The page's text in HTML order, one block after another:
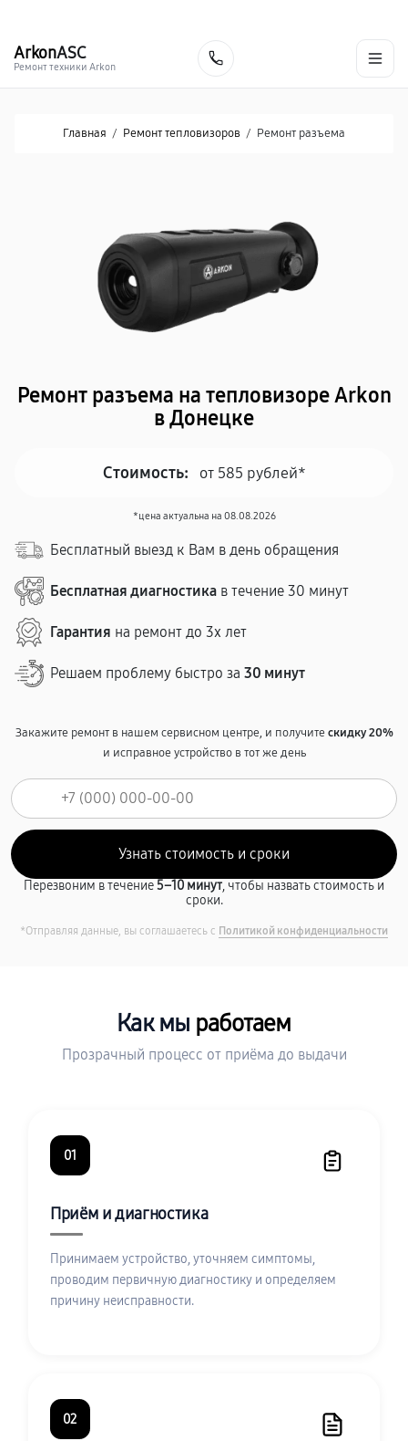
ArkonASC
Ремонт техники Arkon
Главная / Ремонт тепловизоров / Ремонт разъема
Ремонт разъема на тепловизоре Arkon
в Донецке
Стоимость: от 585 рублей*
*цена актуальна на 08.08.2026
Бесплатный выезд к Вам в день обращения
Бесплатная диагностика в течение 30 минут
Гарантия на ремонт до 3х лет
Решаем проблему быстро за 30 минут
Закажите ремонт в нашем сервисном центре, и получитескидку 20%
и исправное устройство в тот же день
Перезвоним в течение5–10 минут, чтобы назвать стоимость и
сроки.
*Отправляя данные, вы соглашаетесь с Политикой конфиденциальности
Как мы работаем
Прозрачный процесс от приёма до выдачи
01
Приём и диагностика
Принимаем устройство, уточняем симптомы,
проводим первичную диагностику и определяем
причину неисправности.
02